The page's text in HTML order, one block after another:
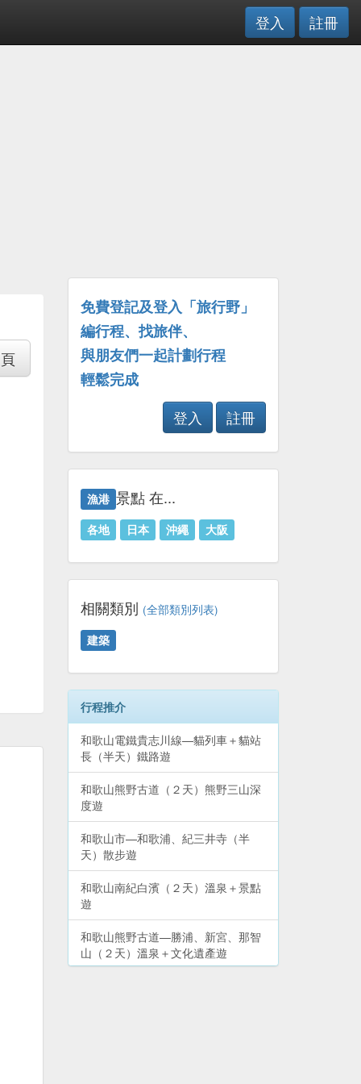
登入 註冊
免費登記及登入「旅行野」
編行程、找旅伴、
與朋友們一起計劃行程
輕鬆完成
登入
註冊
漁港 景點 在...
各地 日本 沖繩 大阪
相關類別 (全部類別列表)
建築
行程推介
和歌山電鐵貴志川線—貓列車＋貓站
長（半天）鐵路遊
和歌山熊野古道（２天）熊野三山深
度遊
和歌山市—和歌浦、紀三井寺（半
天）散步遊
和歌山南紀白濱（２天）溫泉＋景點
遊
和歌山熊野古道—勝浦、新宮、那智
山（２天）溫泉＋文化遺產遊